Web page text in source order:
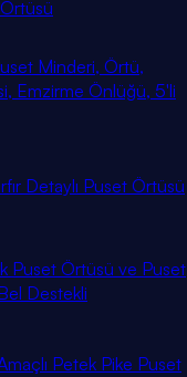
Örtüsü
Minderi, Örtü,
Emzirme Önlüğü, 5'li
Detaylı Puset Örtüsü
Puset Örtüsü ve Puset
Destekli
Petek Pike Puset